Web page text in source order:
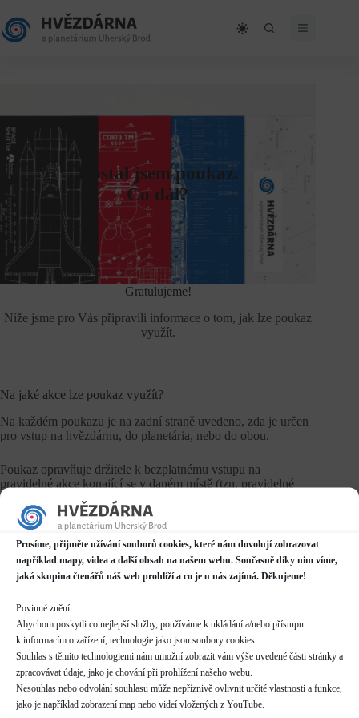
Prosíme, přijměte užívání souborů cookies, které nám dovolují zobrazovat
například mapy, videa a další obsah na našem webu. Současně díky nim víme,
jaká skupina čtenářů náš web prohlíží a co je u nás zajímá. Děkujeme!
Povinné znění:
Abychom poskytli co nejlepší služby, používáme k ukládání a/nebo přístupu
k informacím o zařízení, technologie jako jsou soubory cookies.
Souhlas s těmito technologiemi nám umožní zobrazit vám výše uvedené části stránky a
zpracovávat údaje, jako je chování při prohlížení našeho webu.
Nesouhlas nebo odvolání souhlasu může nepříznivě ovlivnit určité vlastnosti a funkce,
jako je například zobrazení map nebo videí vložených z YouTube.
to
content
Dostal jsem poukaz.
Co dál?
Gratulujeme!
Níže jsme pro Vás připravili informace o tom, jak lze poukaz
využít.
Na jaké akce lze poukaz využít?
Na každém poukazu je na zadní straně uvedeno, zda je určen
pro vstup na hvězdárnu, do planetária, nebo do obou.
Poukaz opravňuje držitele k bezplatnému vstupu na
pravidelné akce konající se v daném místě (tzn. pravidelné
programy v planetáriu, pozorování noční oblohy na
hvězdárně, v rámci rozšířené otevírací doby během
svátků/prázdnin atd.) a na přednášky.
Poukaz bohužel není možné využít pro bezplatný vstup
koncerty a kulturní akce.
V případě poukazu pro návštěvu hvězdárny i planetária se
jednotlivé návštěvy nevylučují - platí tedy pro jednu návštěvu
v planetáriu a jednu na hvězdárně.
Mohu si dohodnout individuální prohlídku?
V případě hvězdárny je možné dohodnout se na individuálním